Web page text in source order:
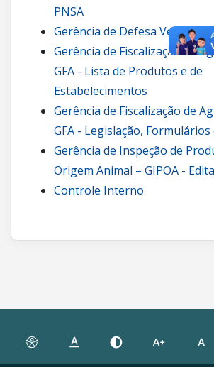
PNSA
Gerência de Defesa Vegetal –
Gerência de Fiscalização de
GFA - Lista de Produtos e de
Estabelecimentos
Gerência de Fiscalização de
GFA - Legislação,
Gerência de Inspeção de
Origem Animal – GIPOA -
Controle Interno